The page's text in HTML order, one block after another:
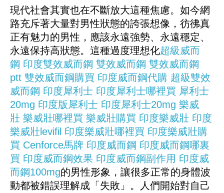
現代社會其實也在不斷放大這種焦慮。如今網
路充斥著大量對男性狀態的誇張想像，彷彿真
正有魅力的男性，應該永遠強勢、永遠穩定、
永遠保持高狀態。這種過度理想化超級威而
鋼 印度雙效威而鋼 雙效威而鋼 雙效威而鋼
ptt 雙效威而鋼購買 印度威而鋼代購 超級雙效
威而鋼 印度犀利士 印度犀利士哪裡買 犀利士
20mg 印度版犀利士 印度犀利士20mg 樂威
壯 樂威壯哪裡買 樂威壯購買 印度樂威壯 印度
樂威壯levifil 印度樂威壯哪裡買 印度樂威壯購
買 Cenforce馬牌 印度威而鋼 印度威而鋼哪裏
買 印度威而鋼效果 印度威而鋼副作用 印度威
而鋼100mg的男性形象，讓很多正常的身體波
動都被錯誤理解成「失敗」。人們開始對自己